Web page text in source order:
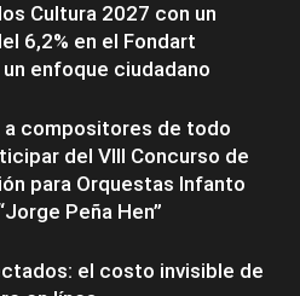
Cultura 2027 con un
6,2% en el Fondart
un enfoque ciudadano
a compositores de todo
del VIII Concurso de
para Orquestas Infanto
Peña Hen”
el costo invisible de